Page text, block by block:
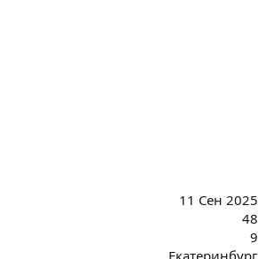
11 Сен 2025
48
9
Екатеринбург